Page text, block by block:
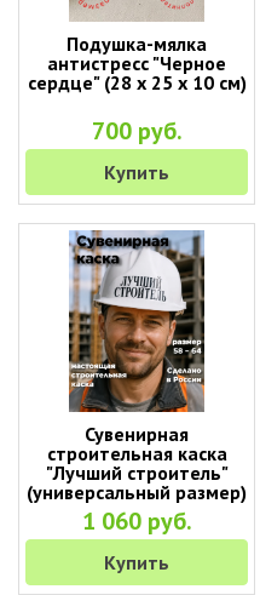
Подушка-мялка
антистресс "Черное
сердце" (28 х 25 х 10 см)
700 руб.
Купить
Сувенирная
строительная каска
"Лучший строитель"
(универсальный размер)
1 060 руб.
Купить